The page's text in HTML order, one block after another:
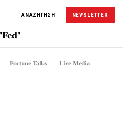
ΑΝΑΖΗΤΗΣΗ NEWSLETTER
Fortune Talks Live Media